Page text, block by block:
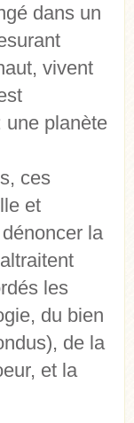
dans un
vivent
une planète
ces
et
la
les
du bien
de la
et la